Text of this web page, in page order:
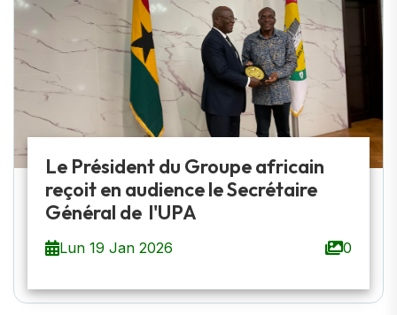
Le Président du Groupe africain
reçoit en audience le Secrétaire
Général de l'UPA
Lun 19 Jan 2026 0